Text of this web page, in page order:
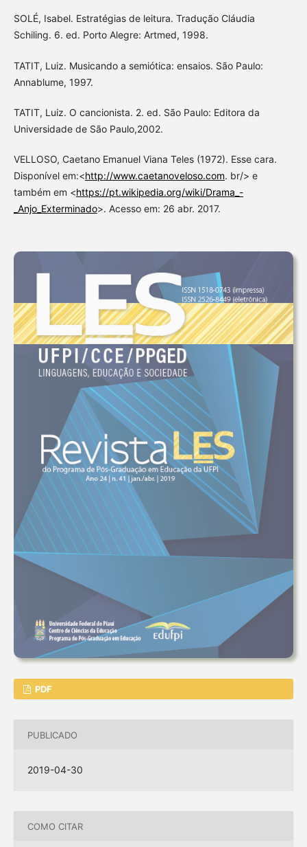
SOLÉ, Isabel. Estratégias de leitura. Tradução Cláudia
Schiling. 6. ed. Porto Alegre: Artmed, 1998.
TATIT, Luiz. Musicando a semiótica: ensaios. São Paulo:
Annablume, 1997.
TATIT, Luiz. O cancionista. 2. ed. São Paulo: Editora da
Universidade de São Paulo,2002.
VELLOSO, Caetano Emanuel Viana Teles (1972). Esse cara.
Disponível em:<http://www.caetanoveloso.com. br/> e
também em <https://pt.wikipedia.org/wiki/Drama_-
_Anjo_Exterminado>. Acesso em: 26 abr. 2017.
PDF
PUBLICADO
2019-04-30
COMO CITAR